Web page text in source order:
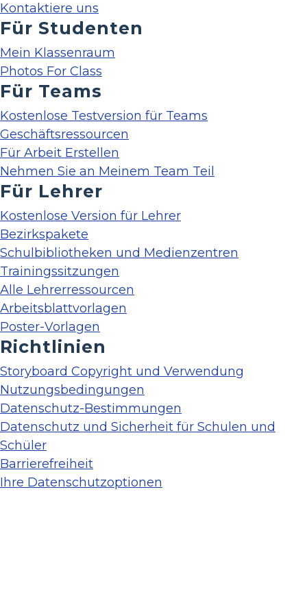
Kontaktiere uns
Für Studenten
Mein Klassenraum
Photos For Class
Für Teams
Kostenlose Testversion für Teams
Geschäftsressourcen
Für Arbeit Erstellen
Nehmen Sie an Meinem Team Teil
Für Lehrer
Kostenlose Version für Lehrer
Bezirkspakete
Schulbibliotheken und Medienzentren
Trainingssitzungen
Alle Lehrerressourcen
Arbeitsblattvorlagen
Poster-Vorlagen
Richtlinien
Storyboard Copyright und Verwendung
Nutzungsbedingungen
Datenschutz-Bestimmungen
Datenschutz und Sicherheit für Schulen und
Schüler
Barrierefreiheit
Ihre Datenschutzoptionen